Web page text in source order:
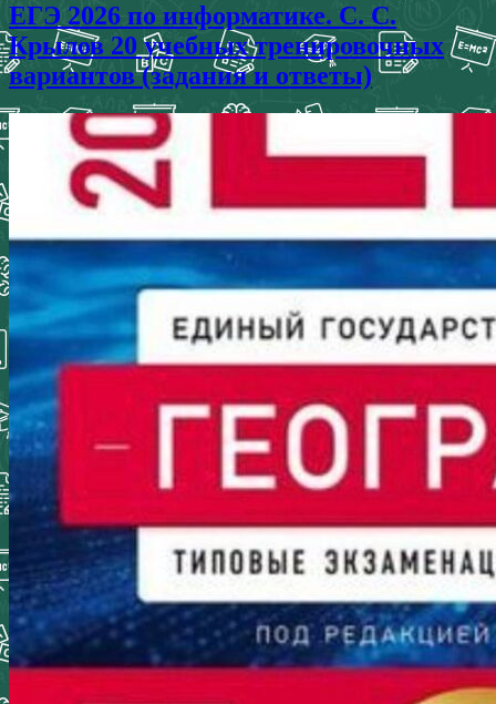
ЕГЭ 2026 по информатике. С. С.
Крылов 20 учебных тренировочных
вариантов (задания и ответы)